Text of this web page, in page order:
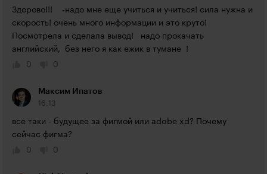
Здорово!!!    -надо мне еще учиться и учиться! сила нужна и
скорость! очень много информации и это круто!
Посмотрела и сделала вывод!   надо прокачать
английский,  без него я как ежик в тумане  !
0
0
Максим Ипатов
16:13
все таки - будущее за фигмой или adobe xd? Почему
сейчас фигма?
0
0